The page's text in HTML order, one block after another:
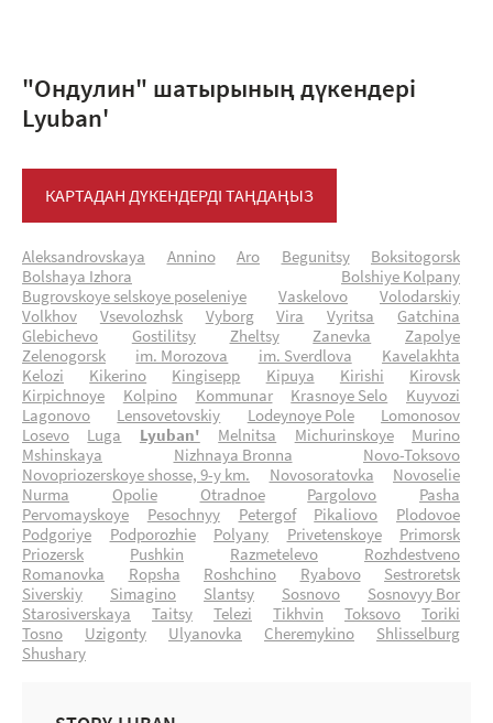
"Ондулин" шатырының дүкендері
Lyuban'
КАРТАДАН ДҮКЕНДЕРДІ ТАҢДАҢЫЗ
Aleksandrovskaya Annino Aro Begunitsy
Boksitogorsk
Bolshaya Izhora
Bolshiye Kolpany
Bugrovskoye selskoye poseleniye
Vaskelovo
Volodarskiy
Volkhov
Vsevolozhsk Vyborg Vira Vyritsa
Gatchina
Glebichevo
Gostilitsy Zheltsy Zanevka
Zapolye
Zelenogorsk
im. Morozova im. Sverdlova
Kavelakhta
Kelozi
Kikerino Kingisepp Kipuya Kirishi
Kirovsk
Kirpichnoye
Kolpino Kommunar Krasnoye Selo
Kuyvozi
Lagonovo
Lensovetovskiy Lodeynoye Pole
Lomonosov
Losevo
Luga Lyuban' Melnitsa Michurinskoye
Murino
Mshinskaya
Nizhnaya Bronna
Novo-Toksovo
Novopriozerskoye shosse, 9-y km.
Novosoratovka
Novoselie
Nurma
Opolie Otradnoe Pargolovo
Pasha
Pervomayskoye
Pesochnyy Petergof Pikaliovo
Plodovoe
Podgoriye
Podporozhie Polyany Privetenskoye
Primorsk
Priozersk
Pushkin Razmetelevo
Rozhdestveno
Romanovka
Ropsha Roshchino Ryabovo
Sestroretsk
Siverskiy
Simagino Slantsy Sosnovo
Sosnovyy Bor
Starosiverskaya
Taitsy Telezi Tikhvin Toksovo
Toriki
Tosno
Uzigonty Ulyanovka Cheremykino
Shlisselburg
Shushary